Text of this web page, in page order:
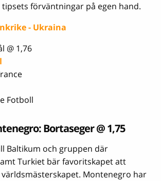
förväntningar på egen hand.
- Ukraina
@ 1,76
Fotboll
Bortaseger @ 1,75
Baltikum och gruppen där
Turkiet bär favoritskapet att
Montenegro har